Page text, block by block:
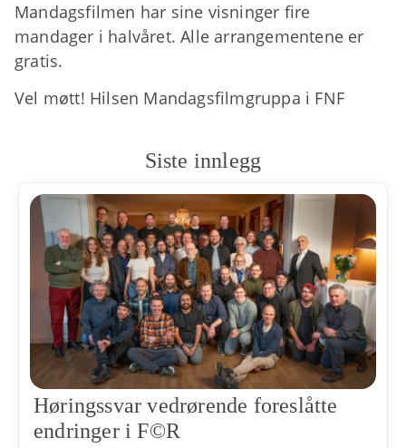
Mandagsfilmen har sine visninger fire
mandager i halvåret. Alle arrangementene er
gratis.
Vel møtt! Hilsen Mandagsfilmgruppa i FNF
Siste innlegg
Høringssvar vedrørende foreslåtte
endringer i F©R